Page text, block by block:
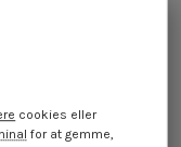
cookies eller
for at gemme,